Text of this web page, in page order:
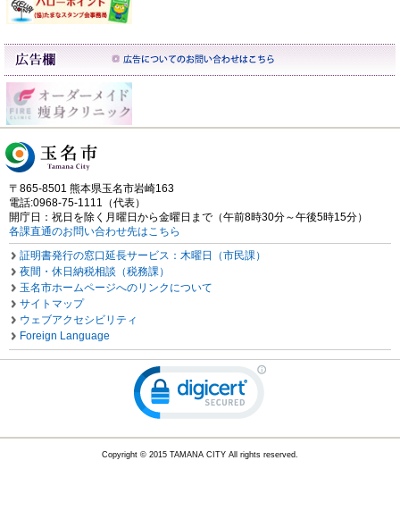
〒865-8501 熊本県玉名市岩崎163
電話:0968-75-1111（代表）
開庁日：祝日を除く月曜日から金曜日まで（午前8時30分～午後5時15分）
各課直通のお問い合わせ先はこちら
証明書発行の窓口延長サービス：木曜日（市民課）
夜間・休日納税相談（税務課）
玉名市ホームページへのリンクについて
サイトマップ
ウェブアクセシビリティ
Foreign Language
Copyright © 2015 TAMANA CITY All rights reserved.